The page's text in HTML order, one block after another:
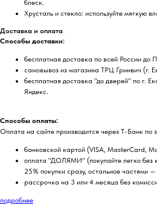
блеск.
Хрусталь и стекло: используйте мягкую
Доставка и оплата
Способы доставки:
бесплатная доставка по всей России
самовывоз из магазина ТРЦ Гринвич (г.
бесплатная доставка "до дверей" по г.
Яндекс.
Способы оплаты:
Оплата на сайте производится через Т-Банк по
банковской картой (VISA, MasterCard,
оплата "ДОЛЯМИ" (покупайте легко без
25% покупки сразу, остальное частями —
рассрочка на 3 или 4 месяца без
подробнее